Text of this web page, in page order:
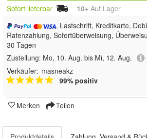
Sofort lieferbar 10+ Auf Lager
, Lastschrift, Kreditkarte,
Ratenzahlung, Sofortüberweisung,
30 Tagen
Zustellung: Mo, 10. Aug. bis Mi, 12. Aug.
Verkäufer: masneakz
99% positiv
Merken Teilen